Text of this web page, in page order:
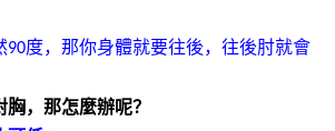
90度，那你身體就要往後，往後肘就會
，那怎麼辦呢？